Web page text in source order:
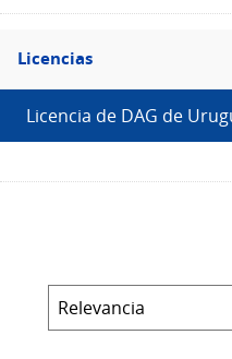
Filtro
Licencias
Licencias
Licencia de DAG de